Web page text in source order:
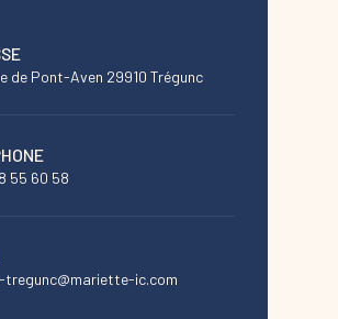
de Pont-Aven 29910 Trégunc
55 60 58
tregunc@mariette-ic.com